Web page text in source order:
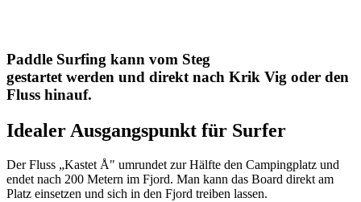
Paddle Surfing kann vom Steg
gestartet werden und direkt nach Krik Vig oder den
Fluss hinauf.
Idealer Ausgangspunkt für Surfer
Der Fluss „Kastet Å" umrundet zur Hälfte den Campingplatz und
endet nach 200 Metern im Fjord. Man kann das Board direkt am
Platz einsetzen und sich in den Fjord treiben lassen.